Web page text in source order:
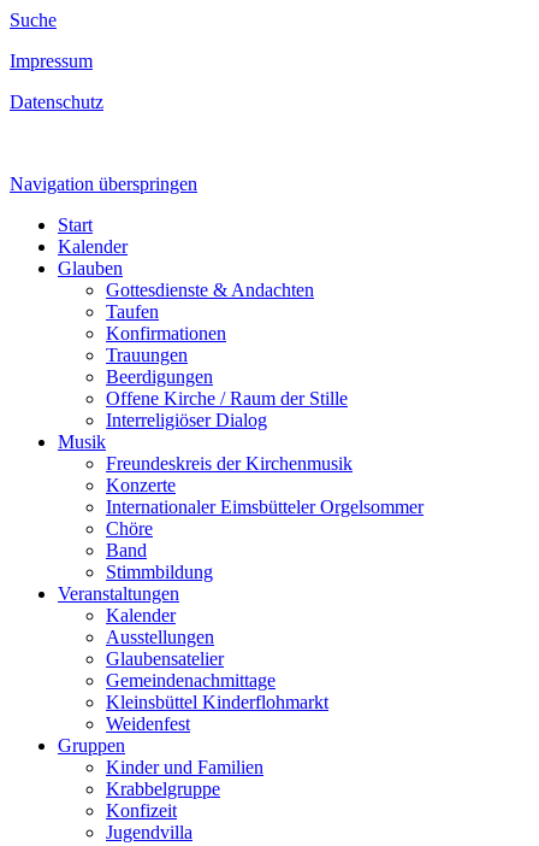
Suche
Impressum
Datenschutz
Navigation überspringen
Start
Kalender
Glauben
Gottesdienste & Andachten
Taufen
Konfirmationen
Trauungen
Beerdigungen
Offene Kirche / Raum der Stille
Interreligiöser Dialog
Musik
Freundeskreis der Kirchenmusik
Konzerte
Internationaler Eimsbütteler Orgelsommer
Chöre
Band
Stimmbildung
Veranstaltungen
Kalender
Ausstellungen
Glaubensatelier
Gemeindenachmittage
Kleinsbüttel Kinder­flohmarkt
Weidenfest
Gruppen
Kinder und Familien
Krabbelgruppe
Konfizeit
Jugendvilla